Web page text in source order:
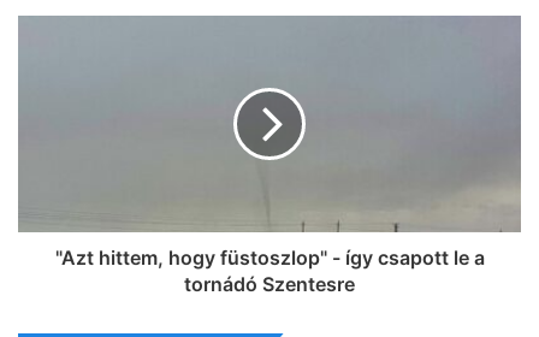
"Azt hittem, hogy füstoszlop" - így csapott le a
tornádó Szentesre